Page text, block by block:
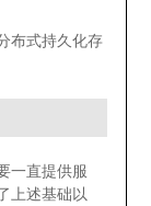
布式持久化存
一直提供服
上述基础以